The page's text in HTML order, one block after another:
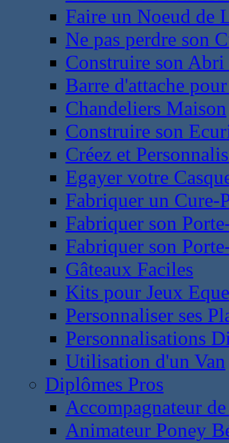
Faire un Noeud de
Ne pas perdre son
Construire son
Barre d'attache
Chandeliers Maison
Construire son
Créez et
Egayer votre
Fabriquer un Cure-
Fabriquer son
Fabriquer son
Gâteaux Faciles
Kits pour Jeux
Personnaliser ses
Personnalisations
Utilisation d'un Van
Diplômes Pros
Accompagnateur
Animateur Poney